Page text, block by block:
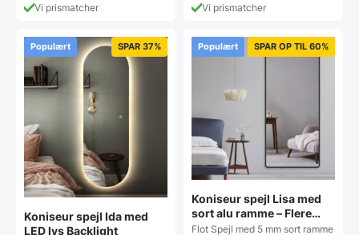
varianter.
Mulighederne
kan
Vi prismatcher
kan
Vi prismatcher
Populært SPAR 37%
Koniseur spejl Ida med
LED lys Backlight
Populært SPAR OP TIL 60%
Koniseur spejl Lisa med
sort alu ramme – Flere
størrelser
Flot Spejl med 5 mm sort ramme